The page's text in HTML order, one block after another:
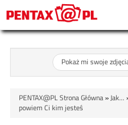
Pokaż mi swoje
PENTAX@PL Strona Główna»Jak...
powiem Ci kim jesteś